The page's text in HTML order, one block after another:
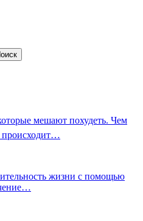
мешают похудеть. Чем
происходит…
жизни с помощью